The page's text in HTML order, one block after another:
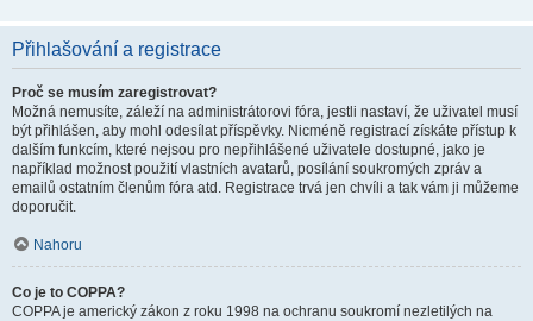
Přihlašování a registrace
Proč se musím zaregistrovat?
Možná nemusíte, záleží na administrátorovi fóra, jestli nastaví, že uživatel musí
být přihlášen, aby mohl odesílat příspěvky. Nicméně registrací získáte přístup k
dalším funkcím, které nejsou pro nepřihlášené uživatele dostupné, jako je
například možnost použití vlastních avatarů, posílání soukromých zpráv a
emailů ostatním členům fóra atd. Registrace trvá jen chvíli a tak vám ji můžeme
doporučit.
Nahoru
Co je to COPPA?
COPPA je americký zákon z roku 1998 na ochranu soukromí nezletilých na